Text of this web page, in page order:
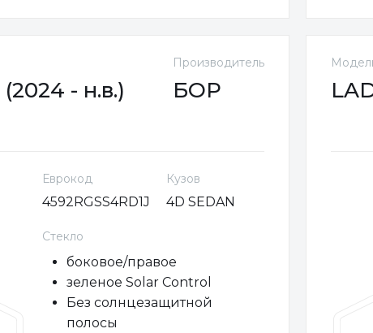
- н.в.)
Производитель
БОР
Еврокод
4592RGSS4RD1J
Кузов
4D SEDAN
Стекло
боковое/правое
зеленое Solar Control
Без солнцезащитной
полосы